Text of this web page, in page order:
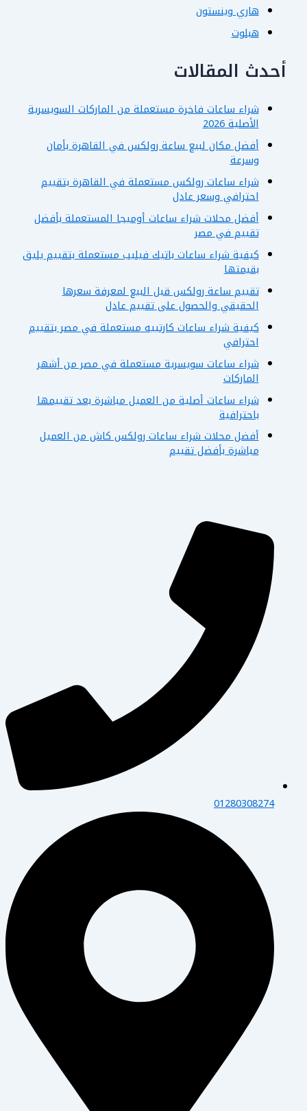
هاري وينستون
هبلوت
أحدث المقالات
شراء ساعات فاخرة مستعملة من الماركات السويسرية
الأصلية 2026
أفضل مكان لبيع ساعة رولكس في القاهرة بأمان
وسرعة
شراء ساعات رولكس مستعملة في القاهرة بتقييم
احترافي وسعر عادل
أفضل محلات شراء ساعات أوميجا المستعملة بأفضل
تقييم في مصر
كيفية شراء ساعات باتيك فيليب مستعملة بتقييم يليق
بقيمتها
تقييم ساعة رولكس قبل البيع لمعرفة سعرها
الحقيقي والحصول على تقييم عادل
كيفية شراء ساعات كارتييه مستعملة في مصر بتقييم
احترافي
شراء ساعات سويسرية مستعملة في مصر من أشهر
الماركات
شراء ساعات أصلية من العميل مباشرة بعد تقييمها
باحترافية
أفضل محلات شراء ساعات رولكس كاش من العميل
مباشرة بأفضل تقييم
01280308274